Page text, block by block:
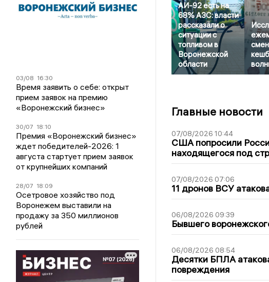
03/08 16:30
Время заявить о себе: открыт
прием заявок на премию
«Воронежский бизнес»
30/07 18:10
Премия «Воронежский бизнес»
ждет победителей-2026: 1
августа стартует прием заявок
от крупнейших компаний
28/07 18:09
Осетровое хозяйство под
Воронежем выставили на
продажу за 350 миллионов
рублей
АИ-92 есть на
68% АЗС: власти
рассказали о
ситуации с
топливом в
Воронежской
области
Главные новости
07/08/2026 10:44
США попросили
находящегося под
07/08/2026 07:06
11 дронов ВСУ
06/08/2026 09:39
Бывшего
06/08/2026 08:54
Десятки БПЛА
повреждения